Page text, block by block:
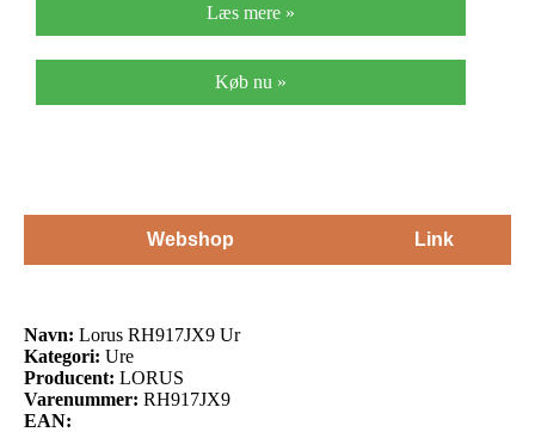
Læs mere »
Køb nu »
Webshop Link
Navn: Lorus RH917JX9 Ur
Kategori: Ure
Producent: LORUS
Varenummer: RH917JX9
EAN: